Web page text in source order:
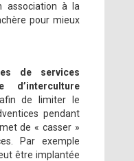
association à la
pour mieux
de services
d’interculture
de limiter le
pendant
de « casser »
Par exemple
être implantée